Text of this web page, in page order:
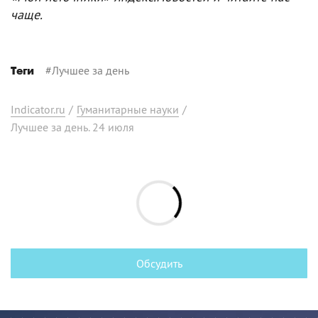
чаще.
Теги #Лучшее за день
Indicator.ru / Гуманитарные науки /
Лучшее за день. 24 июля
Обсудить